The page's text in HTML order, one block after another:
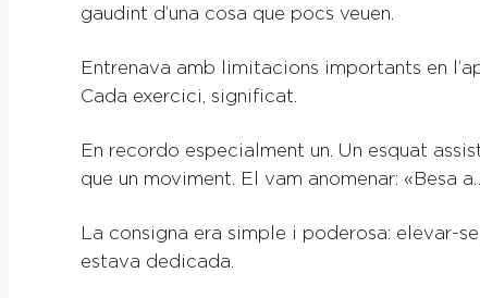
gaudint d’una cosa que pocs veuen.
Entrenava amb limitacions importants en
Cada exercici, significat.
En recordo especialment un. Un esquat
que un moviment. El vam anomenar: «Besa
La consigna era simple i poderosa: elevar-
estava dedicada.